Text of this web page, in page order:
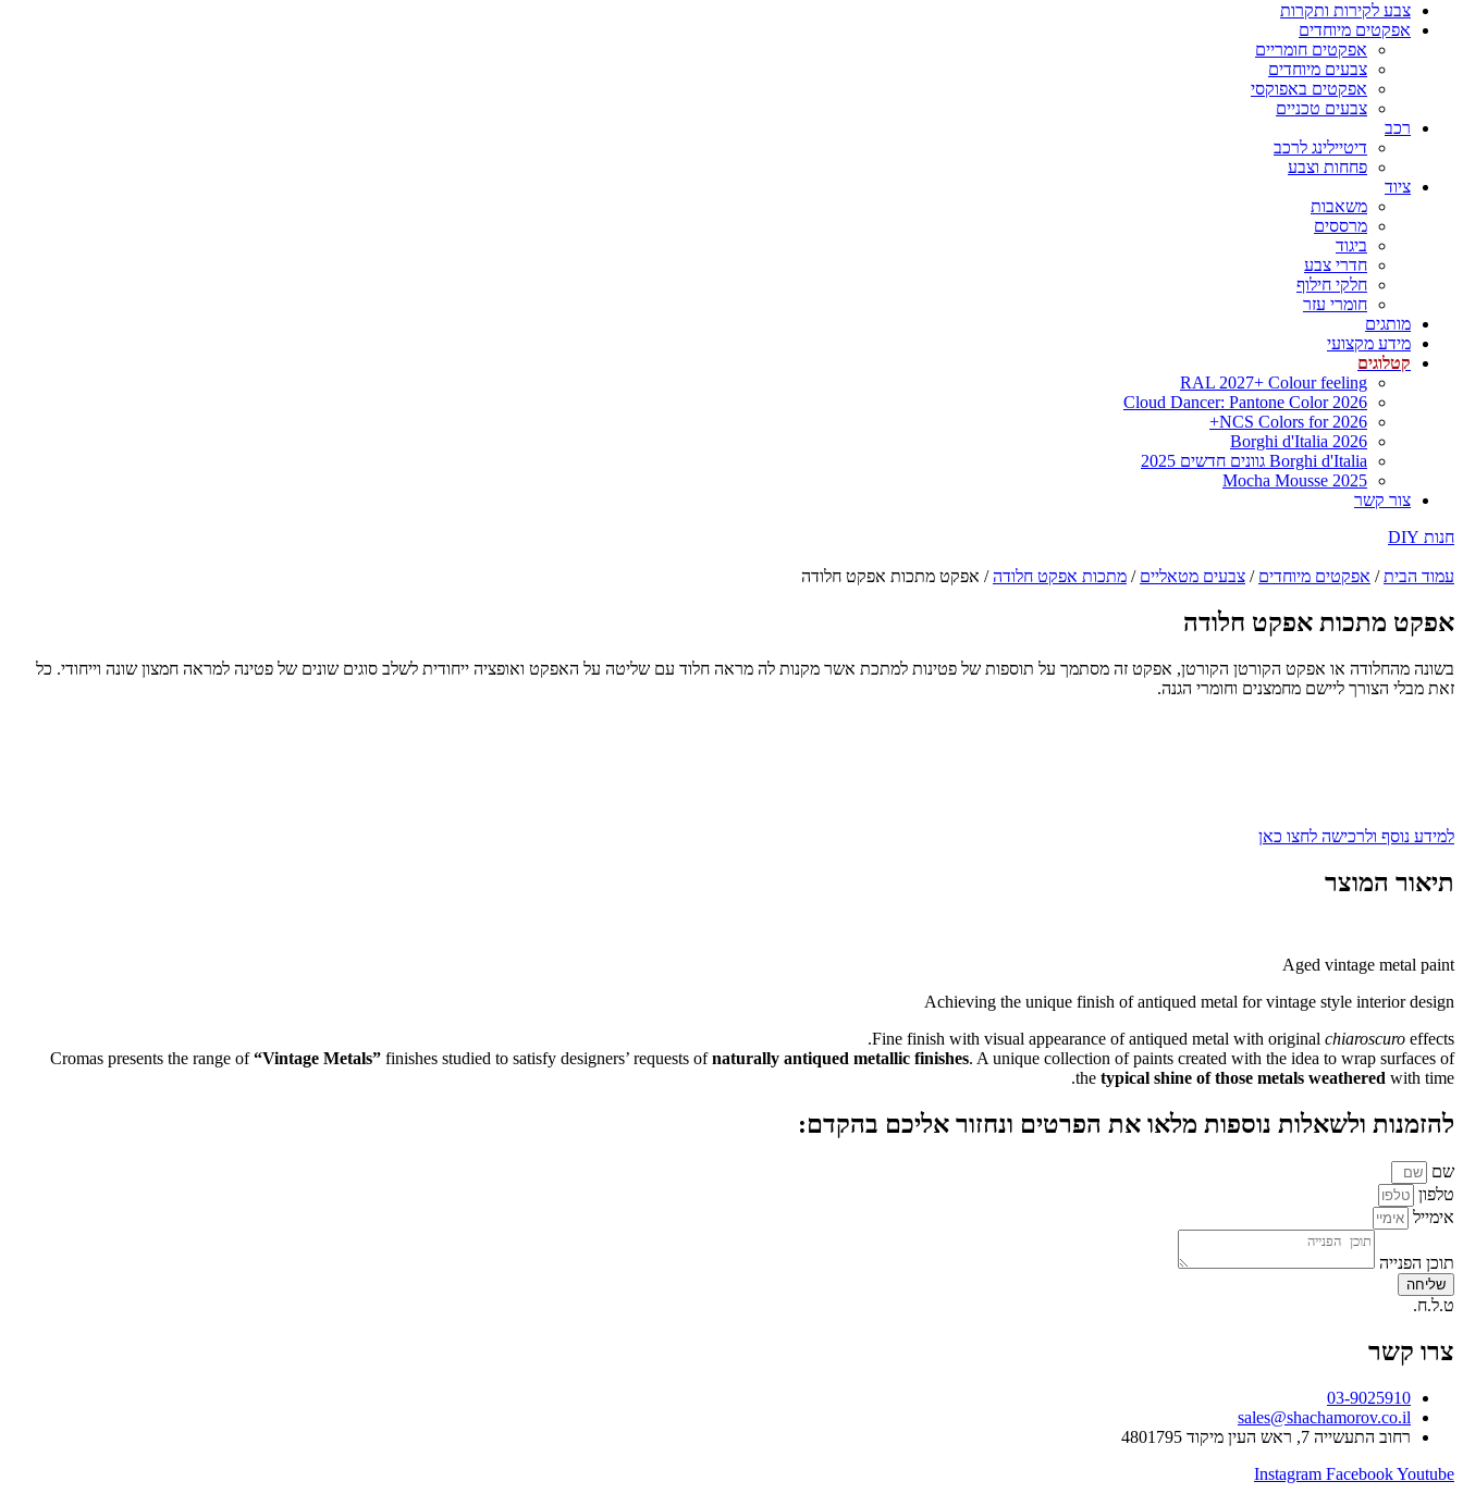
צבע לקירות ותקרות
אפקטים מיוחדים
אפקטים חומריים
צבעים מיוחדים
אפקטים באפוקסי
צבעים טכניים
רכב
דיטיילינג לרכב
פחחות וצבע
ציוד
משאבות
מרססים
ביגוד
חדרי צבע
חלקי חילוף
חומרי עזר
מותגים
מידע מקצועי
קטלוגים
RAL 2027+ Colour feeling
Cloud Dancer: Pantone Color 2026
NCS Colors for 2026+
Borghi d'Italia 2026
Borghi d'Italia גוונים חדשים 2025
Mocha Mousse 2025
צור קשר
חנות DIY
עמוד הבית/ אפקטים מיוחדים / צבעים מטאליים / מתכות אפקט חלודה/ אפקט מתכות אפקט חלודה
אפקט מתכות אפקט חלודה
בשונה מהחלודה או אפקט הקורטן הקורטן, אפקט זה מסתמך על תוספות של פטינות למתכת אשר מקנות לה מראה חלוד עם שליטה על האפקט ואופציה ייחודית לשלב סוגים שונים של פטינה למראה חמצון שונה וייחודי. כל
זאת מבלי הצורך ליישם מחמצנים וחומרי הגנה.
למידע נוסף ולרכישה לחצו כאן
תיאור המוצר
Aged vintage metal paint
Achieving the unique finish of antiqued metal for vintage style interior design
Fine finish with visual appearance of antiqued metal with original chiaroscuro effects.
Cromas presents the range of“Vintage Metals” finishes studied to satisfy designers’ requests ofnaturally antiqued metallic finishes. A unique collection of paints created with the idea to wrap surfaces of
the typical shine of those metals weathered with time.
להזמנות ולשאלות נוספות מלאו את הפרטים ונחזור אליכם בהקדם:
שם
טלפון
אימייל
תוכן הפנייה
שליחה
ט.ל.ח.
צרו קשר
03-9025910
sales@shachamorov.co.il
רחוב התעשייה 7, ראש העין מיקוד 4801795
Instagram FacebookYoutube